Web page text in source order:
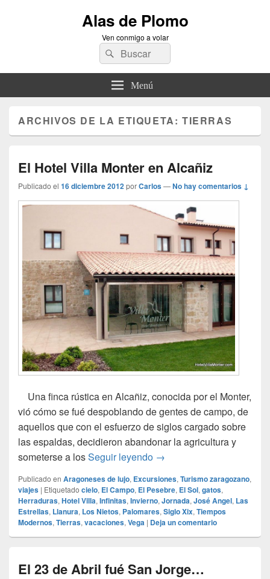
Alas de Plomo
Ven conmigo a volar
Buscar
por:
Buscar
Menú
ARCHIVOS DE LA ETIQUETA:TIERRAS
El Hotel Villa Monter en Alcañiz
Publicado el 16 diciembre 2012porCarlos—No hay comentarios ↓
Una finca rústica en Alcañiz, conocida por el Monter,
vió cómo se fué despoblando de gentes de campo, de
aquellos que con el esfuerzo de siglos cargado sobre
las espaldas, decidieron abandonar la agricultura y
someterse a losSeguir leyendo El Hotel Villa Monter en
→
Publicado en Aragoneses de lujo, Excursiones, Turismo zaragozano,
viajes | Etiquetado cielo, El Campo, El Pesebre, El Sol, gatos,
Herraduras, Hotel Villa, Infinitas, Invierno, Jornada, José Angel, Las
Estrellas, Llanura, Los Nietos, Palomares, Siglo Xix, Tiempos
Modernos, Tierras, vacaciones, Vega | Deja un comentario
El 23 de Abril fué San Jorge…